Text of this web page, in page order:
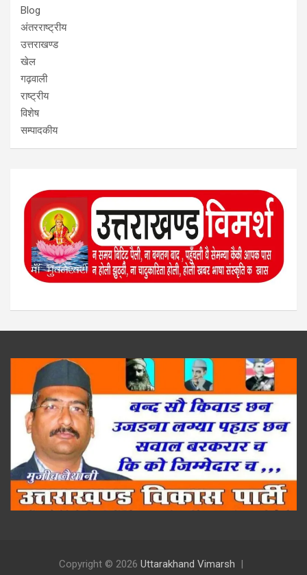
Blog
अंतरराष्ट्रीय
उत्तराखण्ड
खेल
गढ़वाली
राष्ट्रीय
विशेष
सम्पादकीय
Copyright © 2026 Uttarakhand Vimarsh